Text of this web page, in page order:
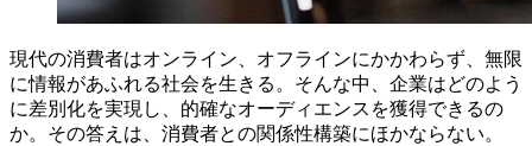
現代の消費者はオンライン、オフラインにかかわらず、無限
に情報があふれる社会を生きる。そんな中、企業はどのよう
に差別化を実現し、的確なオーディエンスを獲得できるの
か。その答えは、消費者との関係性構築にほかならない。